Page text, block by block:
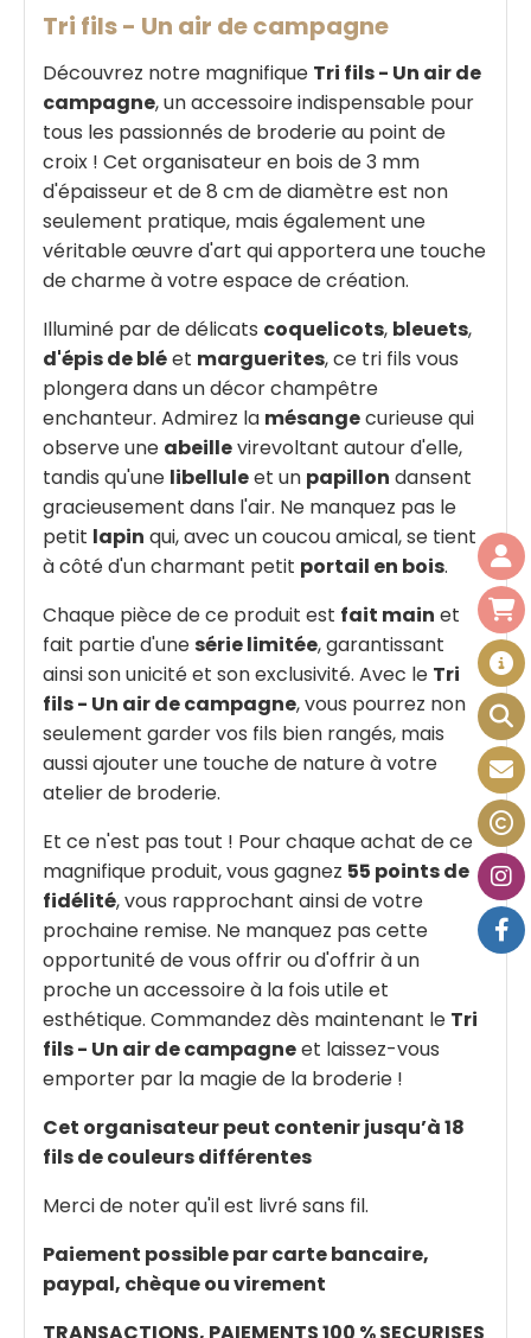
Tri fils - Un air de campagne
Découvrez notre magnifique Tri fils - Un air de
campagne, un accessoire indispensable pour
tous les passionnés de broderie au point de
croix ! Cet organisateur en bois de 3 mm
d'épaisseur et de 8 cm de diamètre est non
seulement pratique, mais également une
véritable œuvre d'art qui apportera une touche
de charme à votre espace de création.
Illuminé par de délicats coquelicots, bleuets,
d'épis de bléet marguerites, ce tri fils vous
plongera dans un décor champêtre
enchanteur. Admirez la mésangecurieuse qui
observe une abeillevirevoltant autour d'elle,
tandis qu'une libelluleet un papillon dansent
gracieusement dans l'air. Ne manquez pas le
petit lapin qui, avec un coucou amical, se tient
à côté d'un charmant petit portail en bois.
Chaque pièce de ce produit est fait main et
fait partie d'unesérie limitée, garantissant
ainsi son unicité et son exclusivité. Avec le Tri
fils - Un air de campagne, vous pourrez non
seulement garder vos fils bien rangés, mais
aussi ajouter une touche de nature à votre
atelier de broderie.
Et ce n'est pas tout ! Pour chaque achat de ce
magnifique produit, vous gagnez 55 points de
fidélité, vous rapprochant ainsi de votre
prochaine remise. Ne manquez pas cette
opportunité de vous offrir ou d'offrir à un
proche un accessoire à la fois utile et
esthétique. Commandez dès maintenant le Tri
fils - Un air de campagneet laissez-vous
emporter par la magie de la broderie !
Cet organisateur peut contenir jusqu’à 18
fils de couleurs différentes
Merci de noter qu'il est livré sans fil.
Paiement possible par carte bancaire,
paypal, chèque ou virement